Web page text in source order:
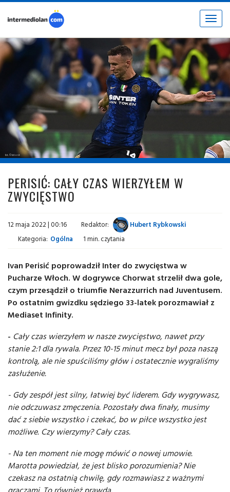
Toggle
fot. © inter.it
PERISIĆ: CAŁY CZAS WIERZYŁEM W
ZWYCIĘSTWO
12 maja 2022 | 00:16 Redaktor:
Hubert Rybkowski
Kategoria: Ogólna 1 min. czytania
Ivan Perisić poprowadził Inter do zwycięstwa w
Pucharze Włoch. W dogrywce Chorwat strzelił dwa gole,
czym przesądził o triumfie Nerazzurrich nad Juventusem.
Po ostatnim gwizdku sędziego 33-latek porozmawiał z
Mediaset Infinity.
- Cały czas wierzyłem w nasze zwycięstwo, nawet przy
stanie 2:1 dla rywala. Przez 10-15 minut mecz był poza naszą
kontrolą, ale nie spuściliśmy głów i ostatecznie wygraliśmy
zasłużenie.
- Gdy zespół jest silny, łatwiej być liderem. Gdy wygrywasz,
nie odczuwasz zmęczenia. Pozostały dwa finały, musimy
dać z siebie wszystko i czekać, bo w piłce wszystko jest
możliwe. Czy wierzymy? Cały czas.
- Na ten moment nie mogę mówić o nowej umowie.
Marotta powiedział, że jest blisko porozumienia? Nie
czekasz na ostatnią chwilę, gdy rozmawiasz z ważnymi